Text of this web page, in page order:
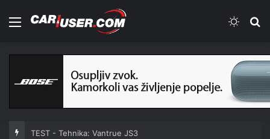
Meni
TEST - Tehnika: Vantrue JS3